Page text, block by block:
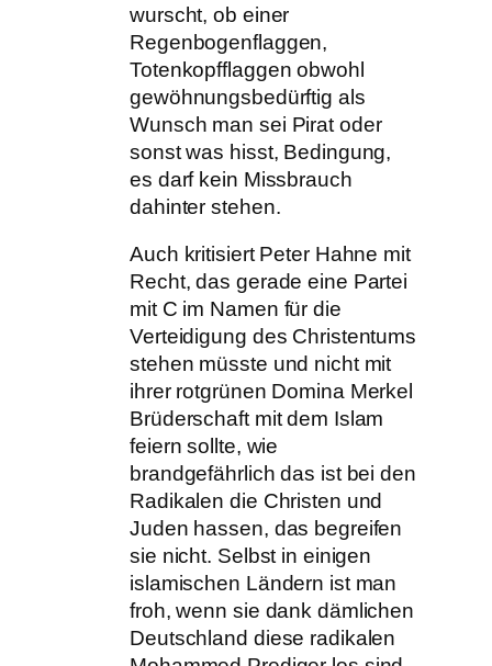
wurscht, ob einer
Regenbogenflaggen,
Totenkopfflaggen obwohl
gewöhnungsbedürftig als
Wunsch man sei Pirat oder
sonst was hisst, Bedingung,
es darf kein Missbrauch
dahinter stehen.
Auch kritisiert Peter Hahne mit
Recht, das gerade eine Partei
mit C im Namen für die
Verteidigung des Christentums
stehen müsste und nicht mit
ihrer rotgrünen Domina Merkel
Brüderschaft mit dem Islam
feiern sollte, wie
brandgefährlich das ist bei den
Radikalen die Christen und
Juden hassen, das begreifen
sie nicht. Selbst in einigen
islamischen Ländern ist man
froh, wenn sie dank dämlichen
Deutschland diese radikalen